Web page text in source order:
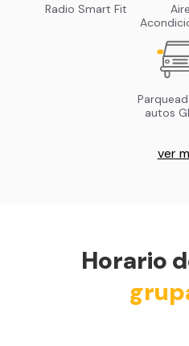
Radio Smart Fit
Aire
autos
ver
Horario